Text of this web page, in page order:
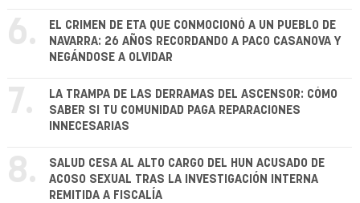
6.
EL CRIMEN DE ETA QUE CONMOCIONÓ A UN PUEBLO DE
NAVARRA: 26 AÑOS RECORDANDO A PACO CASANOVA Y
NEGÁNDOSE A OLVIDAR
7.
LA TRAMPA DE LAS DERRAMAS DEL ASCENSOR: CÓMO
SABER SI TU COMUNIDAD PAGA REPARACIONES
INNECESARIAS
8.
SALUD CESA AL ALTO CARGO DEL HUN ACUSADO DE
ACOSO SEXUAL TRAS LA INVESTIGACIÓN INTERNA
REMITIDA A FISCALÍA